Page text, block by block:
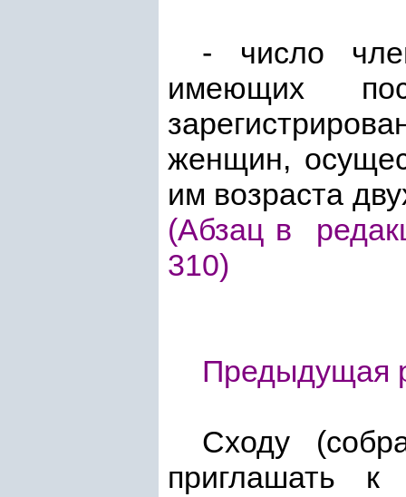
- число
имеющих
женщин,
им возраста
(Абзац в
310)
Предыдущая
Сходу
приглашать